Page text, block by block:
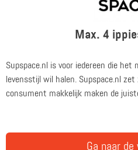
Max. 4
Supspace.nl is voor iedereen die het
levensstijl wil halen. Supspace.nl
consument makkelijk maken de
Ga naar de